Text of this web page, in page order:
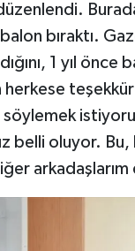
balon bıraktı.
1 yıl önce
söylemek
belli oluyor.